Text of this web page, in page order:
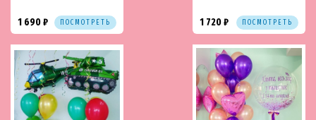
1 690 ₽ ПОСМОТРЕТЬ 1 720 ₽ ПОСМОТРЕТЬ